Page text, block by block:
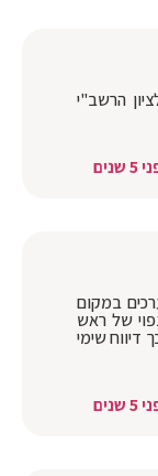
הרשב"י
שנים
במקום
של ראש
דיווח שימי
שנים